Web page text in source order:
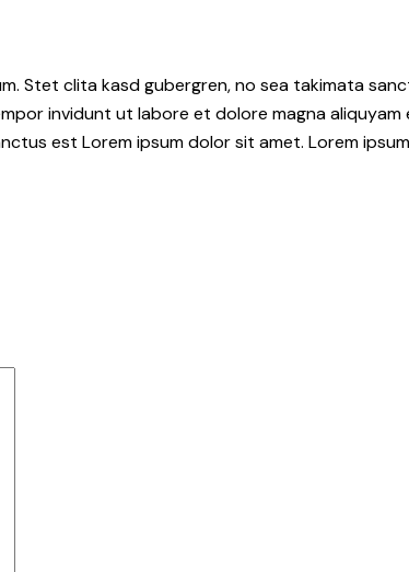
Stet clita kasd gubergren, no sea takimata
invidunt ut labore et dolore magna
est Lorem ipsum dolor sit amet. Lorem